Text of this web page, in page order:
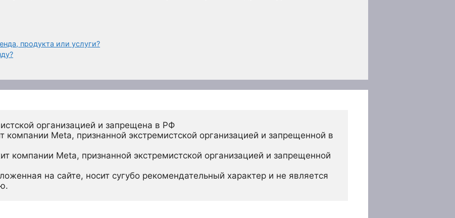
продукта или услуги?
организацией и запрещена в РФ
Meta, признанной экстремистской организацией и запрещенной в
компании Meta, признанной экстремистской организацией и запрещенной
на сайте, носит сугубо рекомендательный характер и не является